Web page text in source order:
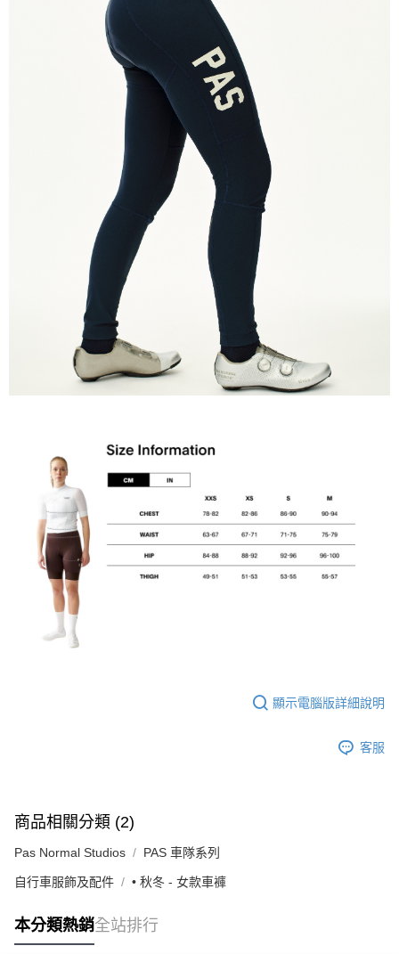
顯示電腦版詳細說明
客服
商品相關分類 (2)
Pas Normal Studios PAS 車隊系列
自行車服飾及配件 • 秋冬 - 女款車褲
本分類熱銷全站排行